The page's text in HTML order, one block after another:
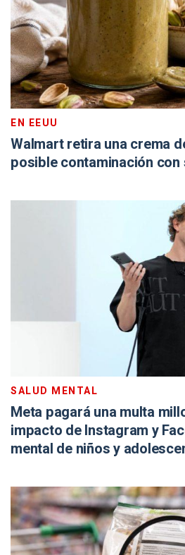
EN EEUU
Walmart retira una crema
posible contaminación con
SALUD MENTAL
Meta pagará una multa
impacto de Instagram y
mental de niños y